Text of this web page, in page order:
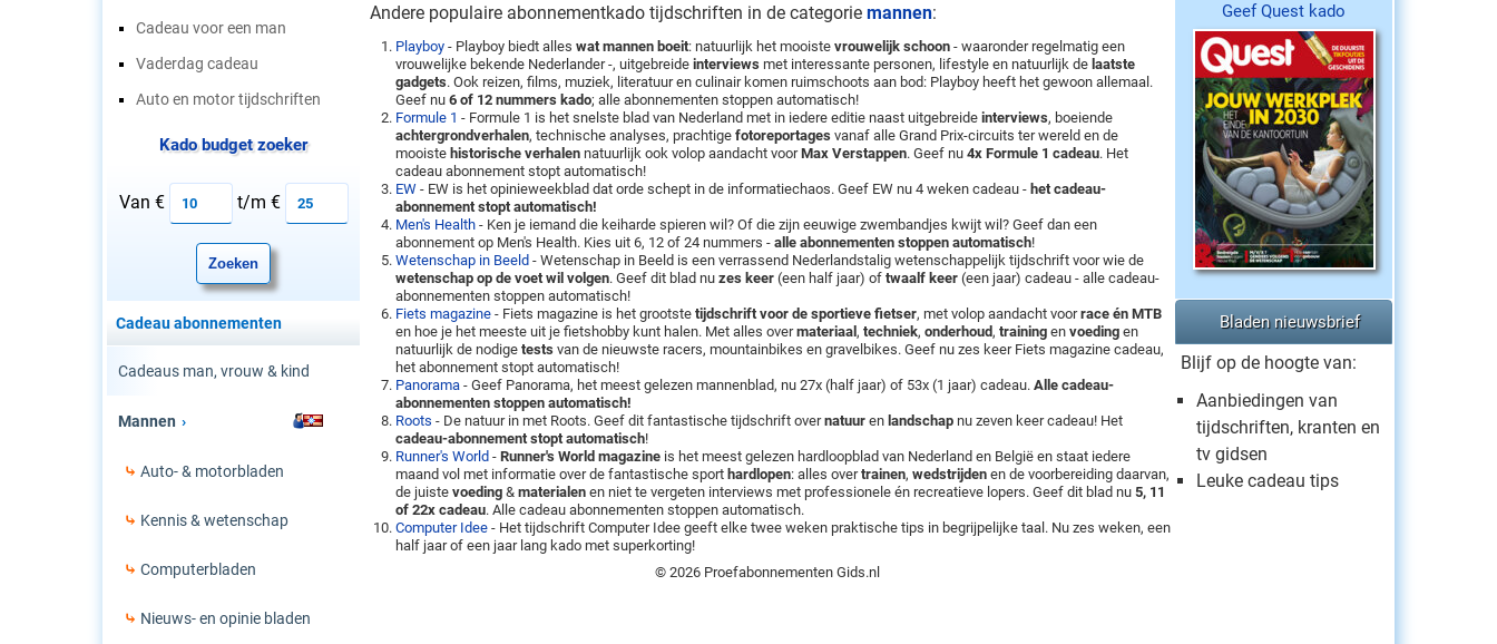
Cadeau voor een man
Vaderdag cadeau
Auto en motor tijdschriften
Kado budget zoeker
Van € t/m €
Cadeau abonnementen
Cadeaus man, vrouw & kind
Mannen
Auto- & motorbladen
Kennis & wetenschap
Computerbladen
Nieuws- en opinie bladen
Andere populaire abonnementkado tijdschriften in de categorie mannen:
Playboy - Playboy biedt alles wat mannen boeit: natuurlijk het mooiste vrouwelijk schoon - waaronder regelmatig een
vrouwelijke bekende Nederlander -, uitgebreide interviews met interessante personen, lifestyle en natuurlijk de laatste
gadgets. Ook reizen, films, muziek, literatuur en culinair komen ruimschoots aan bod: Playboy heeft het gewoon allemaal.
Geef nu 6 of 12 nummers kado; alle abonnementen stoppen automatisch!
Formule 1 - Formule 1 is het snelste blad van Nederland met in iedere editie naast uitgebreide interviews, boeiende
achtergrondverhalen, technische analyses, prachtige fotoreportages vanaf alle Grand Prix-circuits ter wereld en de
mooiste historische verhalen natuurlijk ook volop aandacht voorMax Verstappen. Geef nu 4x Formule 1 cadeau. Het
cadeau abonnement stopt automatisch!
EW - EW is het opinieweekblad dat orde schept in de informatiechaos. Geef EW nu 4 weken cadeau - het cadeau-
abonnement stopt automatisch!
Men's Health - Ken je iemand die keiharde spieren wil? Of die zijn eeuwige zwembandjes kwijt wil? Geef dan een
abonnement op Men's Health. Kies uit 6, 12 of 24 nummers - alle abonnementen stoppen automatisch!
Wetenschap in Beeld - Wetenschap in Beeld is een verrassend Nederlandstalig wetenschappelijk tijdschrift voor wie de
wetenschap op de voet wil volgen. Geef dit blad nu zes keer (een half jaar) of twaalf keer (een jaar) cadeau - alle cadeau-
abonnementen stoppen automatisch!
Fiets magazine - Fiets magazine is het grootste tijdschrift voor de sportieve fietser, met volop aandacht voorrace én MTB
en hoe je het meeste uit je fietshobby kunt halen. Met alles overmateriaal , techniek, onderhoud, training en voeding en
natuurlijk de nodige tests van de nieuwste racers, mountainbikes en gravelbikes. Geef nu zes keer Fiets magazine cadeau,
het abonnement stopt automatisch!
Panorama - Geef Panorama, het meest gelezen mannenblad, nu 27x (half jaar) of 53x (1 jaar) cadeau. Alle cadeau-
abonnementen stoppen automatisch!
Roots - De natuur in met Roots. Geef dit fantastische tijdschrift overnatuur en landschap nu zeven keer cadeau! Het
cadeau-abonnement stopt automatisch!
Runner's World - Runner's World magazine is het meest gelezen hardloopblad van Nederland en België en staat iedere
maand vol met informatie over de fantastische sport hardlopen: alles overtrainen, wedstrijden en de voorbereiding daarvan,
de juiste voeding & materialen en niet te vergeten interviews met professionele én recreatieve lopers. Geef dit blad nu 5, 11
of 22x cadeau. Alle cadeau abonnementen stoppen automatisch.
Computer Idee - Het tijdschrift Computer Idee geeft elke twee weken praktische tips in begrijpelijke taal. Nu zes weken, een
half jaar of een jaar lang kado met superkorting!
© 2026 Proefabonnementen Gids.nl
Geef Quest kado
Bladen nieuwsbrief
Blijf op de hoogte van:
Aanbiedingen van
tijdschriften, kranten en
tv gidsen
Leuke cadeau tips